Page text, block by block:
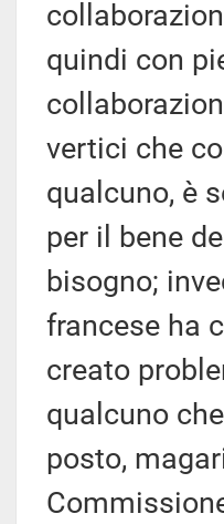
quindi con
vertici che
qualcuno, è
per il bene
bisogno;
francese ha
creato
qualcuno
posto,